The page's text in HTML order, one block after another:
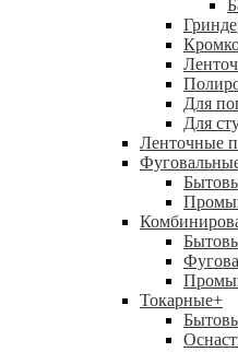
Для
Для
Ленточные
Токарные+